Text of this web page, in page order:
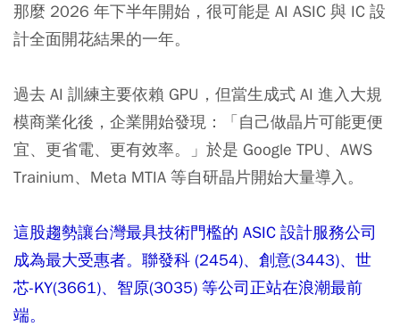
那麼 2026 年下半年開始，很可能是 AI ASIC 與 IC 設
計全面開花結果的一年。
過去 AI 訓練主要依賴 GPU，但當生成式 AI 進入大規
模商業化後，企業開始發現：「自己做晶片可能更便
宜、更省電、更有效率。」於是 Google TPU、AWS
Trainium、Meta MTIA 等自研晶片開始大量導入。
這股趨勢讓台灣最具技術門檻的 ASIC 設計服務公司
成為最大受惠者。聯發科 (2454)、創意(3443)、世
芯-KY(3661)、智原(3035) 等公司正站在浪潮最前
端。